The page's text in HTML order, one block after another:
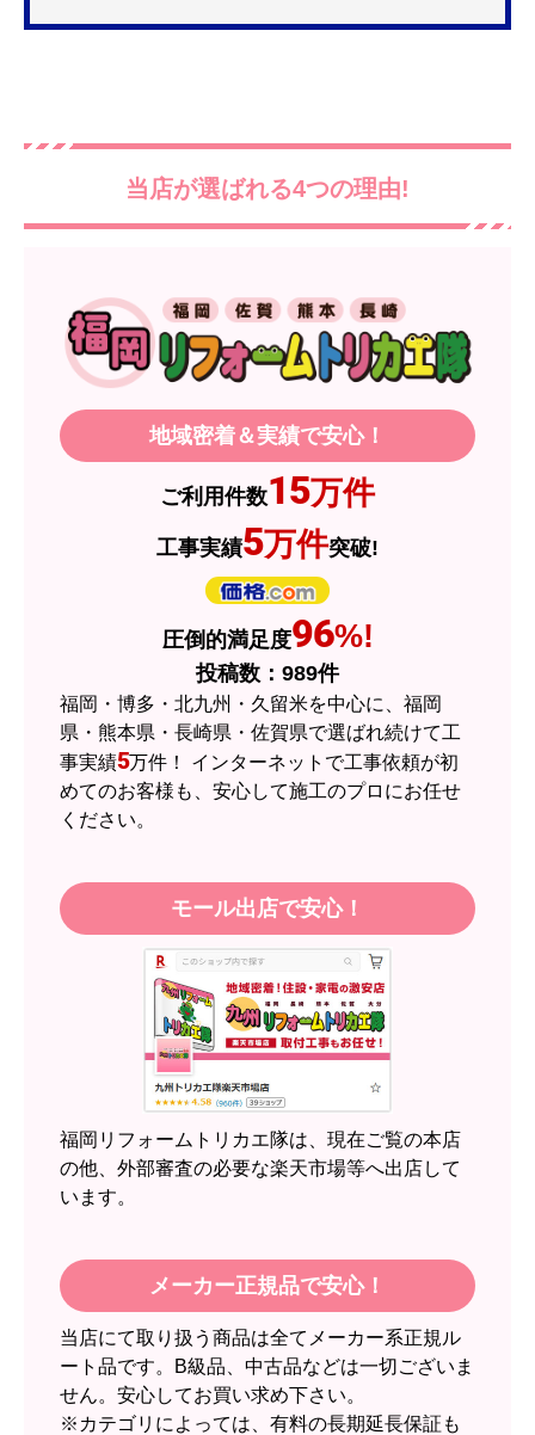
は需要が少なく製品によっては割高になるとのこ
あったので購入いたしました。
【その他感想・コメント】
製品価格もですが、設置や保証なども充実してい
るので、今後も頼りになるショップの一つです。
JodyHさん
2026年7月3日 19:01
欲しい商品をスムーズに注文できましたか？
ショップからの連絡や対応は適切でしたか？
予定の期日までに商品が届きましたか？
商品の梱包は必要十分なものでしたか？
はい
またこのショップを利用したいですか？
はい
文時期】2026年05月頃（モバイルから）
【このショップを選んだ理由は？】
近隣のショップでしっかりやってくれそうだった
【注文からどのくらいで届きましたか？】
【その他感想・コメント】
スイートポテト頭
欲しい商品をスムーズに注文できましたか？
はい
ショップからの連絡や対応は適切でしたか？
無回答
予定の期日までに商品が届きましたか？
当店が選ばれる4つの理由!
地域密着＆実績で安心！
ご利用件数15万件
工事実績5万件突破!
圧倒的満足度96%!
投稿数： 989件
福岡・博多・北九州・久留米を中心に、福岡
県・熊本県・長崎県・佐賀県で選ばれ続けて工
事実績5万件！ インターネットで工事依頼が初
めてのお客様も、安心して施工のプロにお任せ
ください。
モール出店で安心！
福岡リフォームトリカエ隊は、現在ご覧の本店
の他、外部審査の必要な楽天市場等へ出店して
います。
メーカー正規品で安心！
当店にて取り扱う商品は全てメーカー系正規ル
ート品です。B級品、中古品などは一切ございま
せん。安心してお買い求め下さい。
※カテゴリによっては、有料の長期延長保証も